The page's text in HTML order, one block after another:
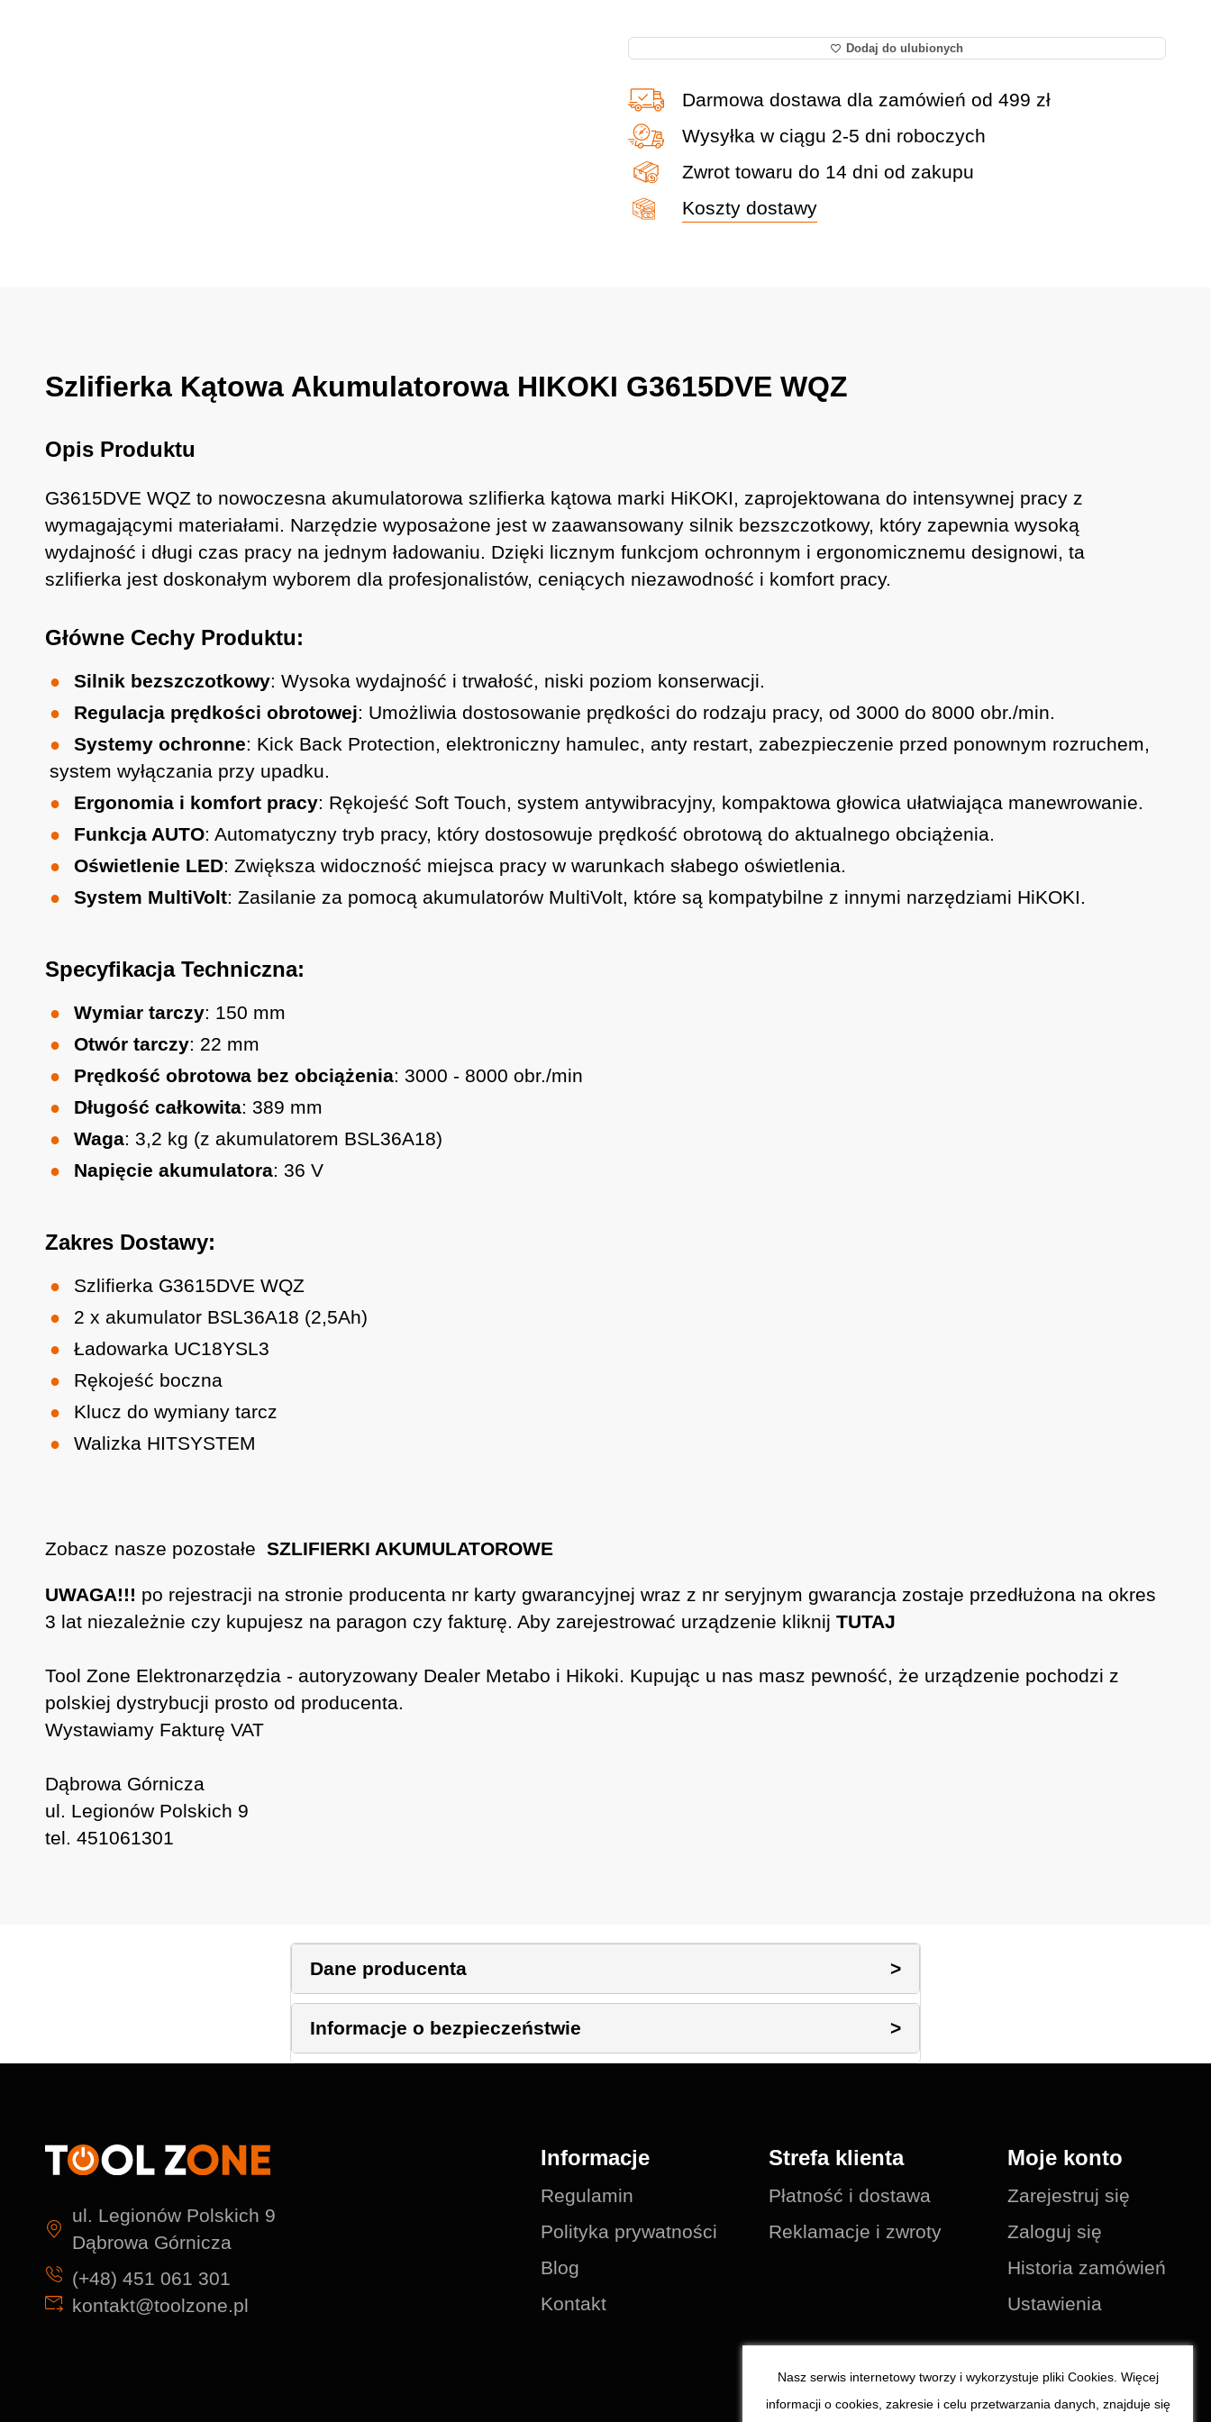
Nasz serwis internetowy tworzy i wykorzystuje pliki Cookies. Więcej
informacji o cookies, zakresie i celu przetwarzania danych, znajduje się
WQZ
quantity
Dodaj do ulubionych
Darmowa dostawa dla zamówień od 499 zł
Wysyłka w ciągu 2-5 dni roboczych
Zwrot towaru do 14 dni od zakupu
Koszty dostawy
Szlifierka Kątowa Akumulatorowa HIKOKI G3615DVE WQZ
Opis Produktu
G3615DVE WQZ to nowoczesna akumulatorowa szlifierka kątowa marki HiKOKI, zaprojektowana do intensywnej pracy z
wymagającymi materiałami. Narzędzie wyposażone jest w zaawansowany silnik bezszczotkowy, który zapewnia wysoką
wydajność i długi czas pracy na jednym ładowaniu. Dzięki licznym funkcjom ochronnym i ergonomicznemu designowi, ta
szlifierka jest doskonałym wyborem dla profesjonalistów, ceniących niezawodność i komfort pracy.
Główne Cechy Produktu:
Silnik bezszczotkowy: Wysoka wydajność i trwałość, niski poziom konserwacji.
Regulacja prędkości obrotowej: Umożliwia dostosowanie prędkości do rodzaju pracy, od 3000 do 8000 obr./min.
Systemy ochronne: Kick Back Protection, elektroniczny hamulec, anty restart, zabezpieczenie przed ponownym rozruchem,
system wyłączania przy upadku.
Ergonomia i komfort pracy: Rękojeść Soft Touch, system antywibracyjny, kompaktowa głowica ułatwiająca manewrowanie.
Funkcja AUTO: Automatyczny tryb pracy, który dostosowuje prędkość obrotową do aktualnego obciążenia.
Oświetlenie LED: Zwiększa widoczność miejsca pracy w warunkach słabego oświetlenia.
System MultiVolt: Zasilanie za pomocą akumulatorów MultiVolt, które są kompatybilne z innymi narzędziami HiKOKI.
Specyfikacja Techniczna:
Wymiar tarczy: 150 mm
Otwór tarczy: 22 mm
Prędkość obrotowa bez obciążenia: 3000 - 8000 obr./min
Długość całkowita: 389 mm
Waga: 3,2 kg (z akumulatorem BSL36A18)
Napięcie akumulatora: 36 V
Zakres Dostawy:
Szlifierka G3615DVE WQZ
2 x akumulator BSL36A18 (2,5Ah)
Ładowarka UC18YSL3
Rękojeść boczna
Klucz do wymiany tarcz
Walizka HITSYSTEM
Zobacz nasze pozostałe SZLIFIERKI AKUMULATOROWE
UWAGA!!! po rejestracji na stronie producenta nr karty gwarancyjnej wraz z nr seryjnym gwarancja zostaje przedłużona na okres
3 lat niezależnie czy kupujesz na paragon czy fakturę. Aby zarejestrować urządzenie kliknij TUTAJ
Tool Zone Elektronarzędzia - autoryzowany Dealer Metabo i Hikoki. Kupując u nas masz pewność, że urządzenie pochodzi z
polskiej dystrybucji prosto od producenta.
Wystawiamy Fakturę VAT
Dąbrowa Górnicza
ul. Legionów Polskich 9
tel. 451061301
Dane producenta
Informacje o bezpieczeństwie
ul. Legionów Polskich 9
Dąbrowa Górnicza
(+48) 451 061 301
kontakt@toolzone.pl
Informacje
Regulamin
Polityka prywatności
Blog
Kontakt
Strefa klienta
Płatność i dostawa
Reklamacje i zwroty
Moje konto
Zarejestruj się
Zaloguj się
Historia zamówień
Ustawienia